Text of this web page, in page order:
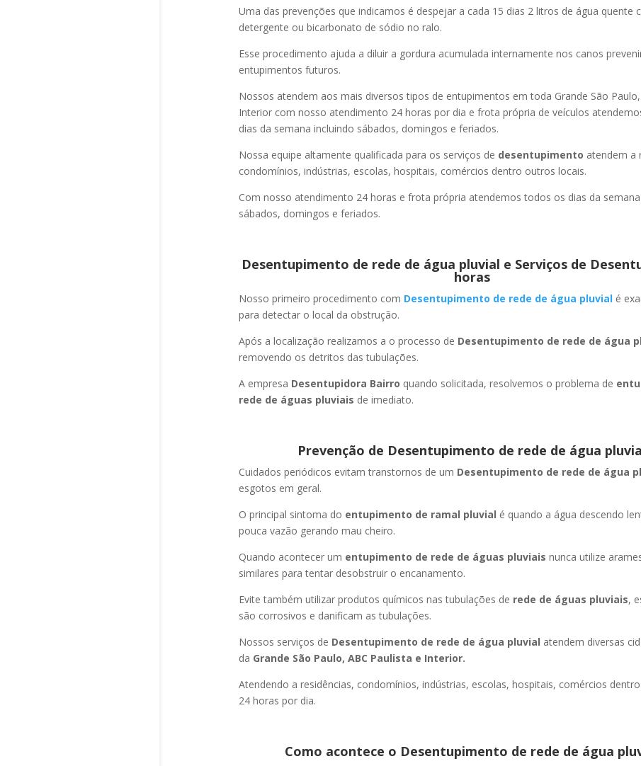
Uma das prevenções que indicamos é despejar a cada 15 dias 2 litros de água quente
detergente ou bicarbonato de sódio no ralo.
Esse procedimento ajuda a diluir a gordura acumulada internamente nos canos
entupimentos futuros.
Nossos atendem aos mais diversos tipos de entupimentos em toda Grande São
Interior com nosso atendimento 24 horas por dia e frota própria de veículos
dias da semana incluindo sábados, domingos e feriados.
Nossa equipe altamente qualificada para os serviços de desentupimento atendem a
condomínios, indústrias, escolas, hospitais, comércios dentro outros locais.
Com nosso atendimento 24 horas e frota própria atendemos todos os dias da
sábados, domingos e feriados.
Desentupimento de rede de água pluvial e Serviços de
horas
Nosso primeiro procedimento com Desentupimento de rede de água pluvialé
para detectar o local da obstrução.
Após a localização realizamos a o processo de Desentupimento de rede de água
removendo os detritos das tubulações.
A empresa Desentupidora Bairro quando solicitada, resolvemos o problema de
rede de águas pluviais de imediato.
Prevenção de Desentupimento de rede de água
Cuidados periódicos evitam transtornos de um Desentupimento de rede de água
esgotos em geral.
O principal sintoma do entupimento de ramal pluvial é quando a água descendo
pouca vazão gerando mau cheiro.
Quando acontecer um entupimento de rede de águas pluviais nunca utilize
similares para tentar desobstruir o encanamento.
Evite também utilizar produtos químicos nas tubulações de rede de águas pluviais,
são corrosivos e danificam as tubulações.
Nossos serviços de Desentupimento de rede de água pluvial atendem diversas
da Grande São Paulo, ABC Paulista e Interior.
Atendendo a residências, condomínios, indústrias, escolas, hospitais, comércios
24 horas por dia.
Como acontece o Desentupimento de rede de água